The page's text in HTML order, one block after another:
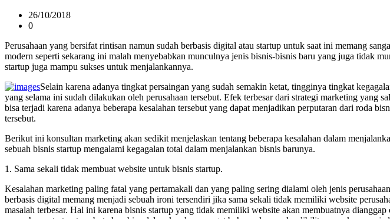
26/10/2018
0
Perusahaan yang bersifat rintisan namun sudah berbasis digital atau startup untuk saat ini memang
modern seperti sekarang ini malah menyebabkan munculnya jenis bisnis-bisnis baru yang juga tidak
startup juga mampu sukses untuk menjalankannya.
Selain karena adanya tingkat persaingan yang sudah semakin ketat, tingginya tingkat
yang selama ini sudah dilakukan oleh perusahaan tersebut. Efek terbesar dari strategi marketing yang
bisa terjadi karena adanya beberapa kesalahan tersebut yang dapat menjadikan perputaran dari roda
tersebut.
Berikut ini konsultan marketing akan sedikit menjelaskan tentang beberapa kesalahan dalam
sebuah bisnis startup mengalami kegagalan total dalam menjalankan bisnis barunya.
1. Sama sekali tidak membuat website untuk bisnis startup.
Kesalahan marketing paling fatal yang pertamakali dan yang paling sering dialami oleh jenis
berbasis digital memang menjadi sebuah ironi tersendiri jika sama sekali tidak memiliki website
masalah terbesar. Hal ini karena bisnis startup yang tidak memiliki website akan membuatnya